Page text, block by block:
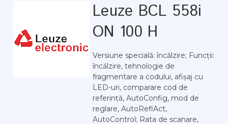
Leuze BCL 558i
ON 100 H
Versiune specială: încălzire; Funcții:
încălzire, tehnologie de
fragmentare a codului, afișaj cu
LED-uri, comparare cod de
referință, AutoConfig, mod de
reglare, AutoReflAct,
AutoControl; Rata de scanare,